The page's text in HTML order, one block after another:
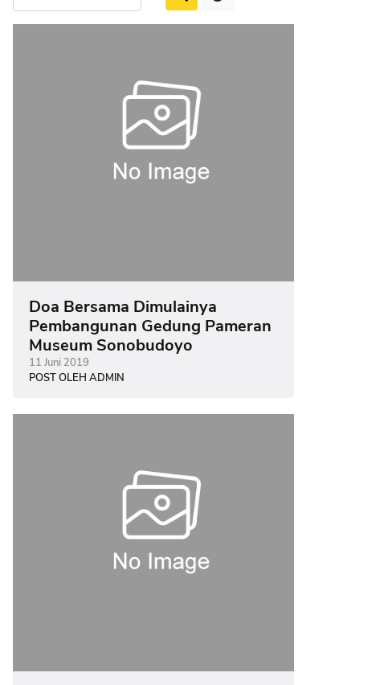
Doa Bersama Dimulainya
Pembangunan Gedung Pameran
Museum Sonobudoyo
11 Juni 2019
POST OLEH ADMIN